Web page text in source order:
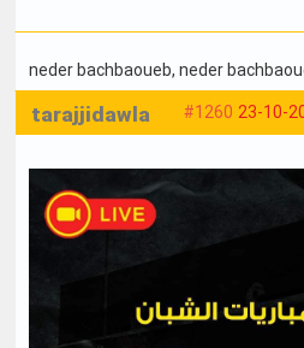
neder bachbaoueb, neder
#1260 23-10-
tarajjidawla